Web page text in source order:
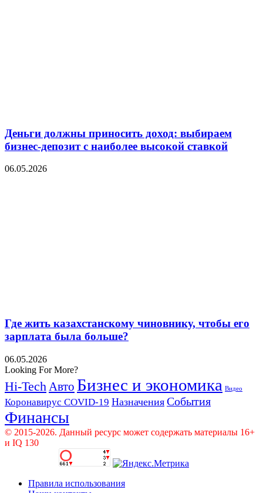
Деньги должны приносить доход: выбираем
бизнес-депозит с наиболее высокой ставкой
06.05.2026
Где жить казахстанскому чиновнику, чтобы его
зарплата была больше?
06.05.2026
Looking For More?
Hi-Tech Авто Бизнес и экономика Видео
Коронавирус COVID-19 Назначения События
Финансы
© 2015-2026. Данный ресурс может содержать материалы 16+
и IQ 130
Правила использования